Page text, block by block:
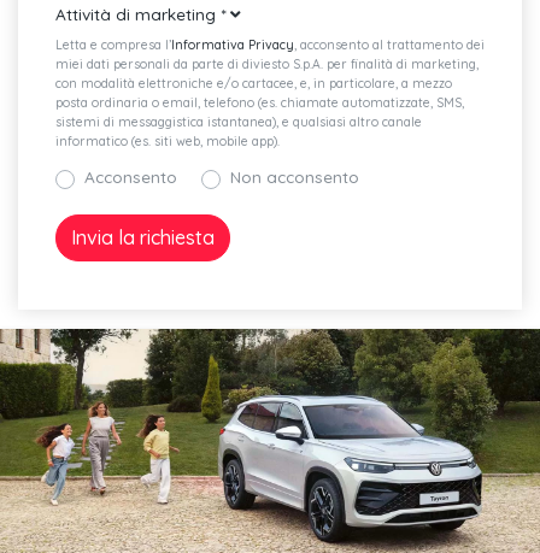
Attività di marketing *
Letta e compresa l’Informativa Privacy, acconsento al trattamento dei
miei dati personali da parte di diviesto S.p.A. per finalità di marketing,
con modalità elettroniche e/o cartacee, e, in particolare, a mezzo
posta ordinaria o email, telefono (es. chiamate automatizzate, SMS,
sistemi di messaggistica istantanea), e qualsiasi altro canale
informatico (es. siti web, mobile app).
Acconsento Non acconsento